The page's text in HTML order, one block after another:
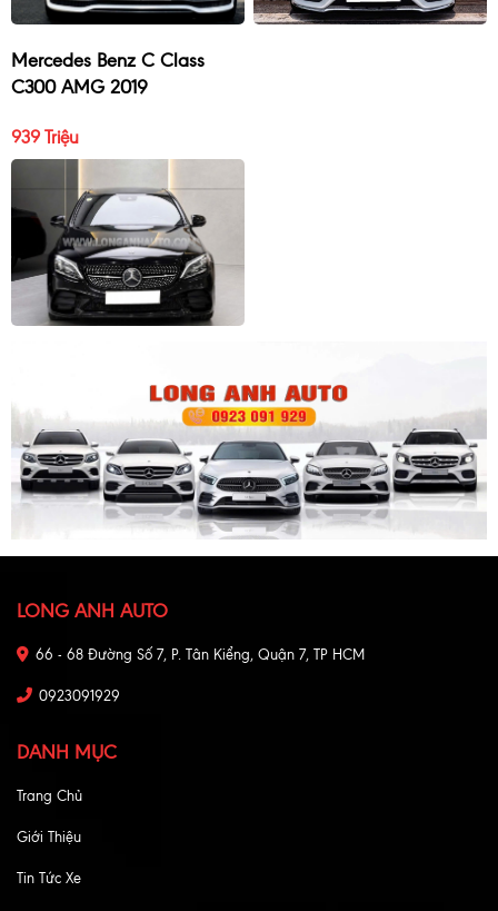
Mercedes Benz C Class
C300 AMG 2019
939 Triệu
LONG ANH AUTO
66 - 68 Đường Số 7, P. Tân Kiểng, Quận 7, TP HCM
0923091929
DANH MỤC
Trang Chủ
Giới Thiệu
Tin Tức Xe